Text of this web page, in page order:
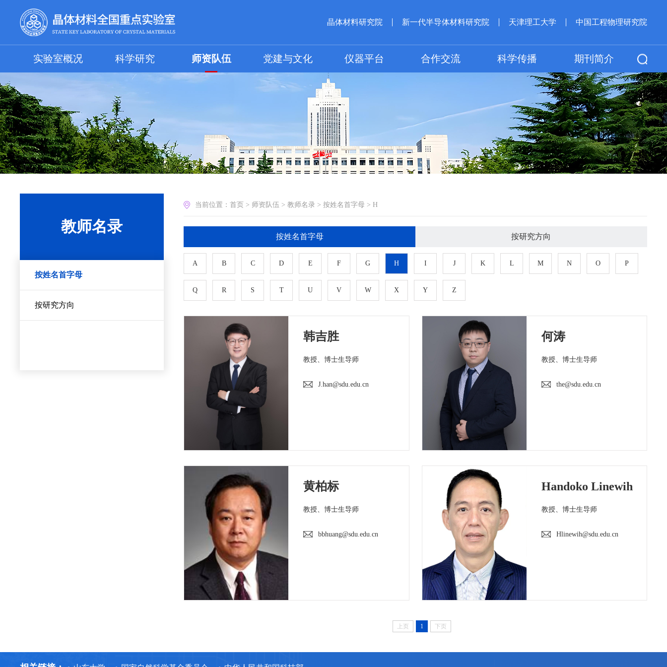
晶体材料研究院 新一代半导体材料研究院 天津理工大学 中国工程物理研究院
实验室概况 科学研究 师资队伍 党建与文化 仪器平台 合作交流 科学传播 期刊简介
教师名录
按姓名首字母
按研究方向
当前位置： 首页 > 师资队伍 > 教师名录 > 按姓名首字母 > H
按姓名首字母 按研究方向
A B C D E F G H I J K L M N O P
Q R S T U V W X Y Z
韩吉胜
教授、博士生导师
J.han@sdu.edu.cn
何涛
教授、博士生导师
the@sdu.edu.cn
黄柏标
教授、博士生导师
bbhuang@sdu.edu.cn
Handoko Linewih
教授、博士生导师
Hlinewih@sdu.edu.cn
上页 1 下页